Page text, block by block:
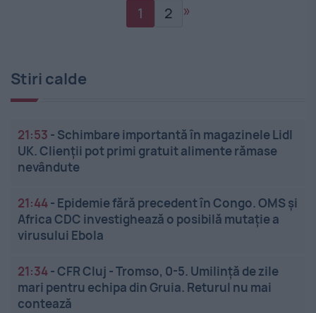
1 2 »
Stiri calde
21:53 - Schimbare importantă în magazinele Lidl
UK. Clienții pot primi gratuit alimente rămase
nevândute
21:44- Epidemie fără precedent în Congo. OMS și
Africa CDC investighează o posibilă mutație a
virusului Ebola
21:34-CFR Cluj - Tromso, 0-5. Umilință de zile
mari pentru echipa din Gruia. Returul nu mai
contează